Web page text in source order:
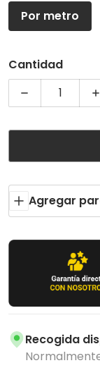
Por metro
Cantidad
Disminuir
Agregar
Recogida